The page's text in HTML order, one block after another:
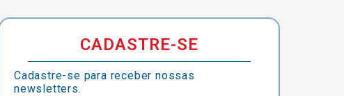
CADASTRE-SE
Cadastre-se para receber nossas
newsletters.